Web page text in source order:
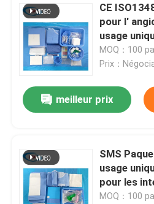
CE
pour l'
usage
MOQ：100
Prix：
meilleur prix
SMS
usage
pour les
MOQ：100